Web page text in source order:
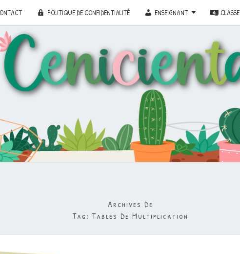
POLITIQUE DE CONFIDENTIALITÉ ENSEIGNANT CLASSE
Archives De
Tag: Tables De Multiplication